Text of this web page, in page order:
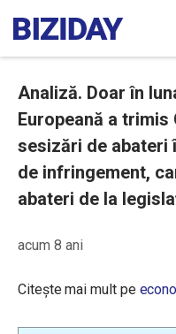
Analiză. Doar în
Europeană a trimis
sesizări de abateri
de infringement,
abateri de la
acum 8 ani
Citește mai mult pe